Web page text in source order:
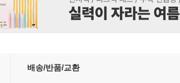
배송/반품/교환